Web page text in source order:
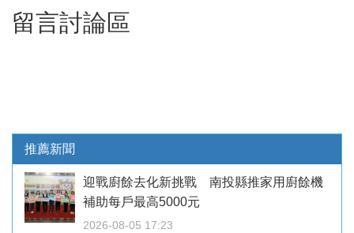
留言討論區
推薦新聞
迎戰廚餘去化新挑戰 南投縣推家用廚餘機
補助每戶最高5000元
2026-08-05 17:23